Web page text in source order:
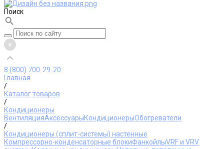
Поиск
8 (800) 700-29-20
Главная
/
Каталог товаров
/
Кондиционеры
ВентиляцияАксессуарыКондиционерыОбогреватели
/
Кондиционеры (сплит-системы) настенные
Компрессорно-конденсаторные блокиФанкойлыVRF и VRV